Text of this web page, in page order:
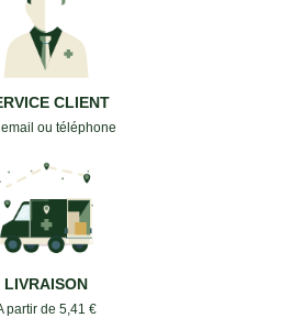
CLIENT
email ou téléphone
LIVRAISON
partir de 5,41 €